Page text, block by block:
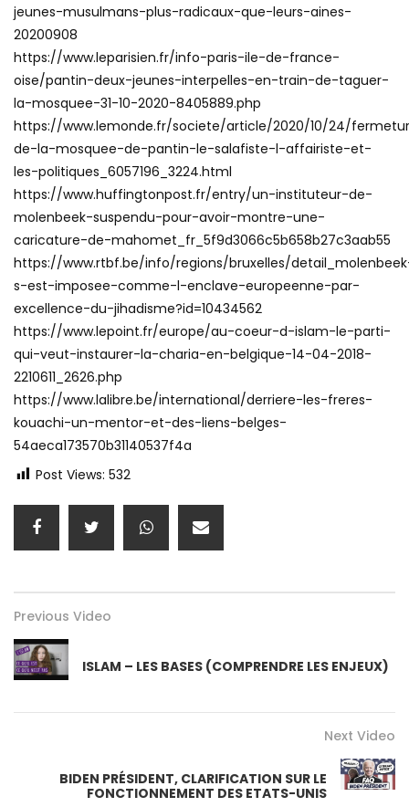
jeunes-musulmans-plus-radicaux-que-leurs-aines-
20200908
https://www.leparisien.fr/info-paris-ile-de-france-
oise/pantin-deux-jeunes-interpelles-en-train-de-taguer-
la-mosquee-31-10-2020-8405889.php
https://www.lemonde.fr/societe/article/2020/10/24/
de-la-mosquee-de-pantin-le-salafiste-l-affairiste-et-
les-politiques_6057196_3224.html
https://www.huffingtonpost.fr/entry/un-instituteur-de-
molenbeek-suspendu-pour-avoir-montre-une-
caricature-de-mahomet_fr_5f9d3066c5b658b27c3aab55
https://www.rtbf.be/info/regions/bruxelles/
s-est-imposee-comme-l-enclave-europeenne-par-
excellence-du-jihadisme?id=10434562
https://www.lepoint.fr/europe/au-coeur-d-islam-le-parti-
qui-veut-instaurer-la-charia-en-belgique-14-04-2018-
2210611_2626.php
https://www.lalibre.be/international/derriere-les-freres-
kouachi-un-mentor-et-des-liens-belges-
54aeca173570b31140537f4a
Post Views: 532
Previous Video
ISLAM – LES BASES (COMPRENDRE LES ENJEUX)
Next Video
BIDEN PRÉSIDENT, CLARIFICATION SUR LE
FONCTIONNEMENT DES ETATS-UNIS